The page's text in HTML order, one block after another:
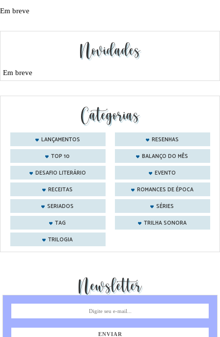
Em breve
Novidades
Em breve
Categorias
LANÇAMENTOS
RESENHAS
TOP 10
BALANÇO DO MÊS
DESAFIO LITERÁRIO
EVENTO
RECEITAS
ROMANCES DE ÉPOCA
SERIADOS
SÉRIES
TAG
TRILHA SONORA
TRILOGIA
Newsletter